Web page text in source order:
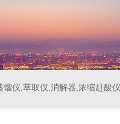
馏仪,萃取仪,消解器,浓缩赶酸